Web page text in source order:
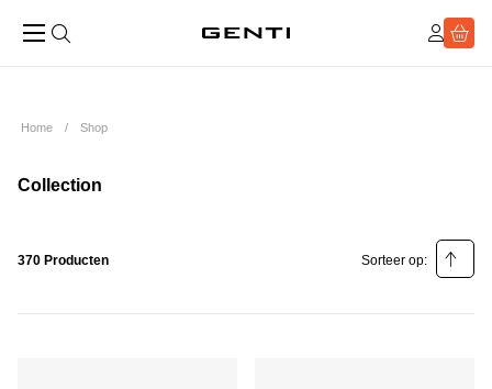
Home Shop
Collection
370 Producten Sorteer op: